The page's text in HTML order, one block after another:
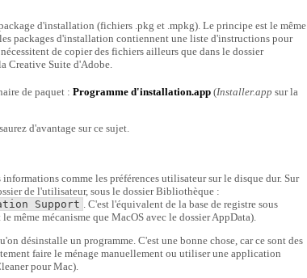
d'installation (fichiers .pkg et .mpkg). Le principe est le même
packages d'installation contiennent une liste d'instructions pour
de copier des fichiers ailleurs que dans le dossier
Creative Suite d'Adobe.
de paquet : Programme d'installation.app (Installer.app sur la
d'avantage sur ce sujet.
comme les préférences utilisateur sur le disque dur. Sur
de l'utilisateur, sous le dossier Bibliothèque :
Support . C'est l'équivalent de la base de registre sous
même mécanisme que MacOS avec le dossier AppData).
désinstalle un programme. C'est une bonne chose, car ce sont des
faire le ménage manuellement ou utiliser une application
pour Mac).